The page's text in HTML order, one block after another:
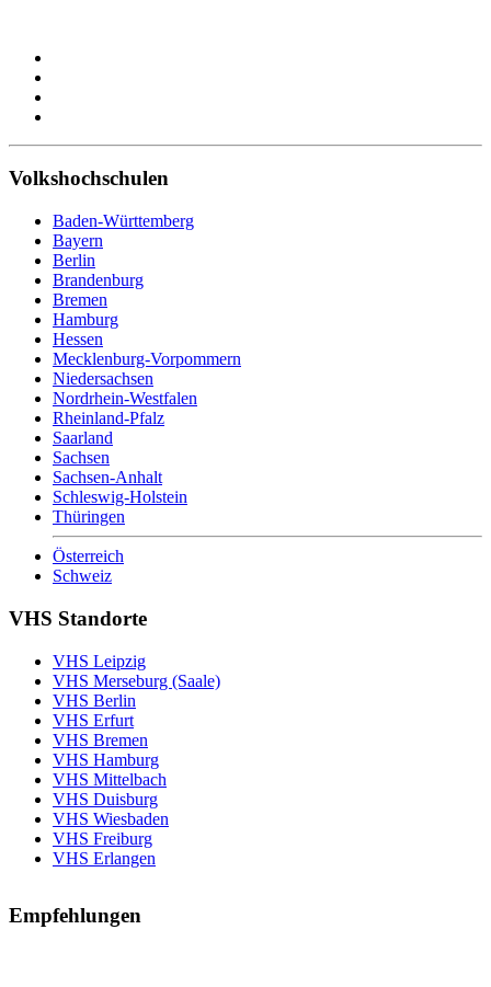
Volkshochschulen
Baden-Württemberg
Bayern
Berlin
Brandenburg
Bremen
Hamburg
Hessen
Mecklenburg-Vorpommern
Niedersachsen
Nordrhein-Westfalen
Rheinland-Pfalz
Saarland
Sachsen
Sachsen-Anhalt
Schleswig-Holstein
Thüringen
Österreich
Schweiz
VHS Standorte
VHS Leipzig
VHS Merseburg (Saale)
VHS Berlin
VHS Erfurt
VHS Bremen
VHS Hamburg
VHS Mittelbach
VHS Duisburg
VHS Wiesbaden
VHS Freiburg
VHS Erlangen
Empfehlungen